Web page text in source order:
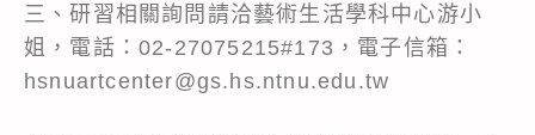
三、研習相關詢問請洽藝術生活學科中心游小
姐，電話：02-27075215#173，電子信箱：
hsnuartcenter@gs.hs.ntnu.edu.tw